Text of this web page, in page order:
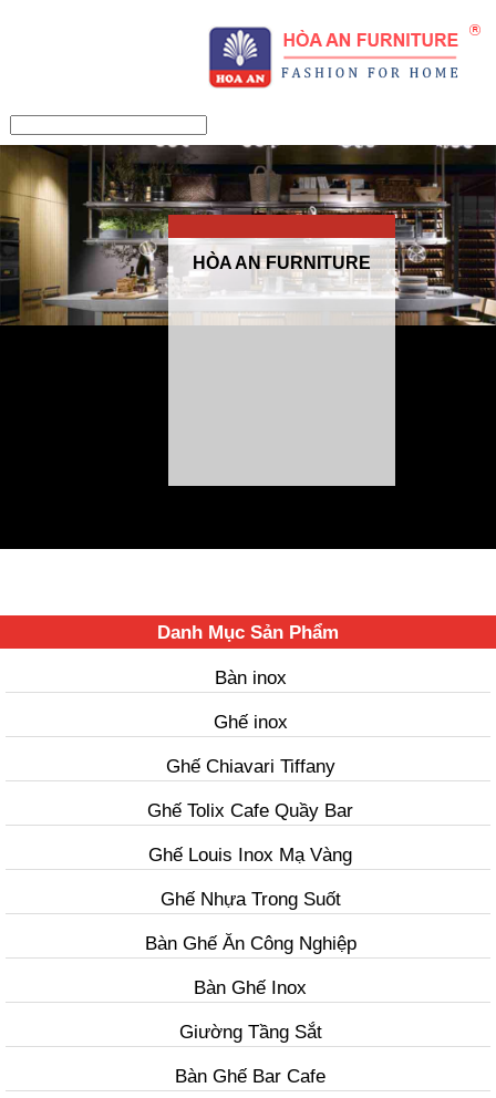
HÒA AN FURNITURE
Danh Mục Sản Phẩm
Bàn inox
Ghế inox
Ghế Chiavari Tiffany
Ghế Tolix Cafe Quầy Bar
Ghế Louis Inox Mạ Vàng
Ghế Nhựa Trong Suốt
Bàn Ghế Ăn Công Nghiệp
Bàn Ghế Inox
Giường Tầng Sắt
Bàn Ghế Bar Cafe